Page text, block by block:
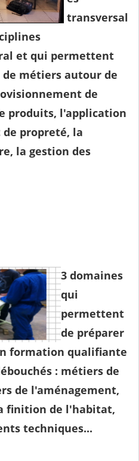
transversal
et qui permettent
métiers autour de
de
produits, l'application
propreté, la
la gestion des
3 domaines
qui
permettent
de préparer
formation qualifiante
: métiers de
de l'aménagement,
finition de l'habitat,
techniques...